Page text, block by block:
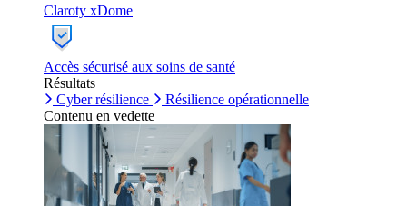
Claroty xDome
Accès sécurisé aux soins de santé
Résultats
Cyber résilience
Résilience opérationnelle
Contenu en vedette